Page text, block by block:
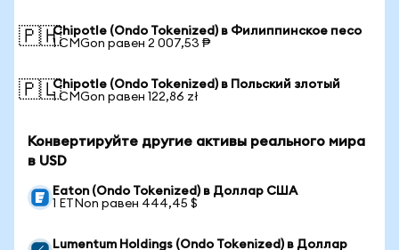
🇵🇭Chipotle (Ondo Tokenized) в Филиппинское песо
1 CMGon равен 2 007,53 ₱
🇵🇱Chipotle (Ondo Tokenized) в Польский злотый
1 CMGon равен 122,86 zł
Конвертируйте другие активы реального мира
в USD
Eaton (Ondo Tokenized) в Доллар США
1 ETNon равен 444,45 $
Lumentum Holdings (Ondo Tokenized) в Доллар